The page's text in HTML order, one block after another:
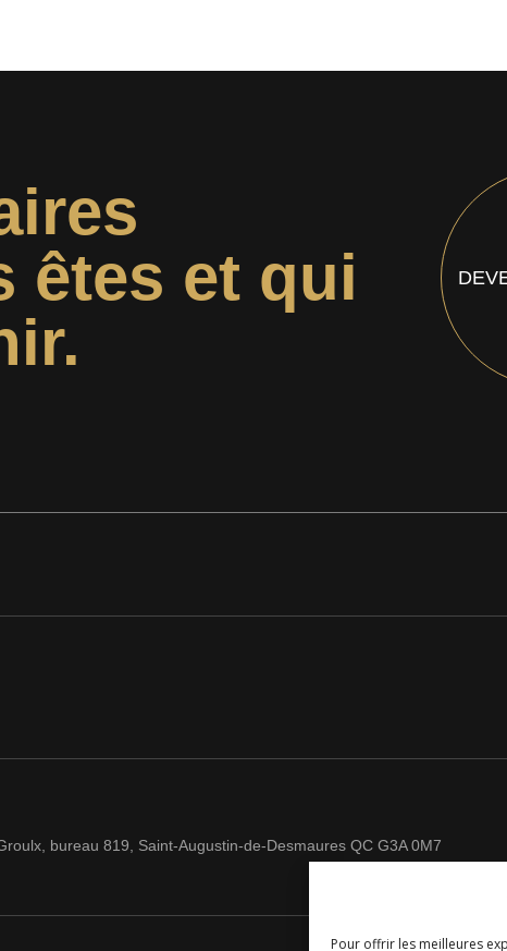
Pour offrir les meilleures
êtes et qui
bureau 819, Saint-Augustin-de-Desmaures QC G3A 0M7